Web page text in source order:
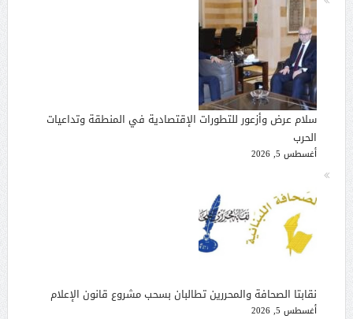
سلام عرض وأزعور للتطورات الإقتصادية في المنطقة وتداعيات
الحرب
أغسطس 5, 2026
نقابتا الصحافة والمحررين تطالبان بسحب مشروع قانون الإعلام
أغسطس 5, 2026